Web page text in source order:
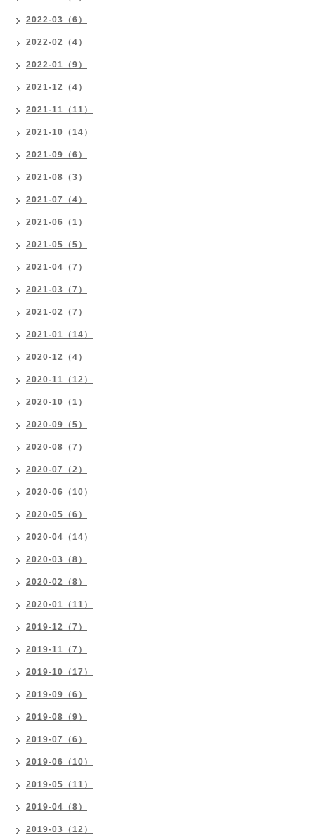
2022-03（6）
2022-02（4）
2022-01（9）
2021-12（4）
2021-11（11）
2021-10（14）
2021-09（6）
2021-08（3）
2021-07（4）
2021-06（1）
2021-05（5）
2021-04（7）
2021-03（7）
2021-02（7）
2021-01（14）
2020-12（4）
2020-11（12）
2020-10（1）
2020-09（5）
2020-08（7）
2020-07（2）
2020-06（10）
2020-05（6）
2020-04（14）
2020-03（8）
2020-02（8）
2020-01（11）
2019-12（7）
2019-11（7）
2019-10（17）
2019-09（6）
2019-08（9）
2019-07（6）
2019-06（10）
2019-05（11）
2019-04（8）
2019-03（12）